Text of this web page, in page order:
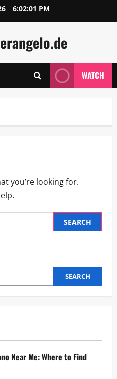
6:02:02 PM
WATCH
you’re looking for.
SEARCH
Near Me: Where to Find